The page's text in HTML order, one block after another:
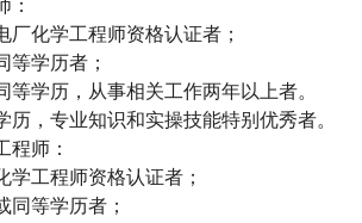
：
厂化学工程师资格认证者；
等学历者；
等学历，从事相关工作两年以上者。
历，专业知识和实操技能特别优秀者。
程师：
学工程师资格认证者；
同等学历者；